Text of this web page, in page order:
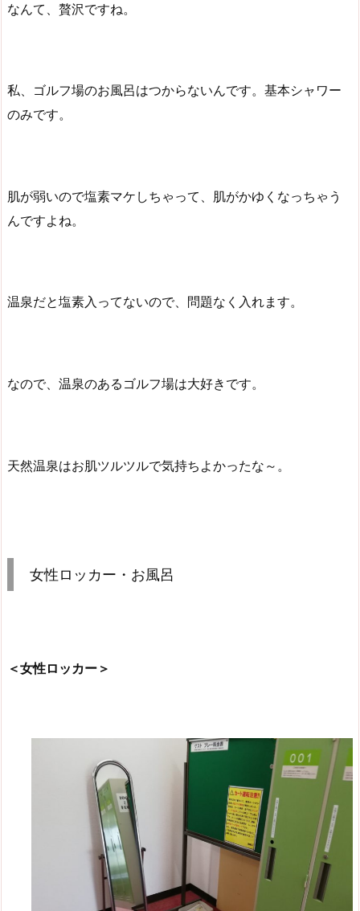
なんて、贅沢ですね。
私、ゴルフ場のお風呂はつからないんです。基本シャワー
のみです。
肌が弱いので塩素マケしちゃって、肌がかゆくなっちゃう
んですよね。
温泉だと塩素入ってないので、問題なく入れます。
なので、温泉のあるゴルフ場は大好きです。
天然温泉はお肌ツルツルで気持ちよかったな～。
女性ロッカー・お風呂
＜女性ロッカー＞